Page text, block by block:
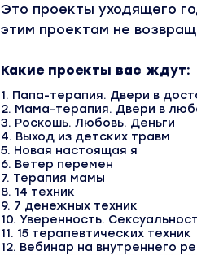
Это проекты уходящего
этим проектам не
Какие проекты вас ждут:
1. Папа-терапия. Двери в
2. Мама-терапия. Двери в
3. Роскошь. Любовь. Деньги
4. Выход из детских травм
5. Новая настоящая я
6. Ветер перемен
7. Терапия мамы
8. 14 техник
9. 7 денежных техник
10. Уверенность.
11. 15 терапевтических техник
12. Вебинар на внутреннего